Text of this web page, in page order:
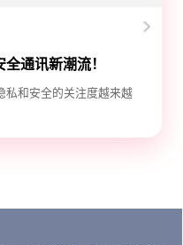
通讯新潮流！
私和安全的关注度越来越